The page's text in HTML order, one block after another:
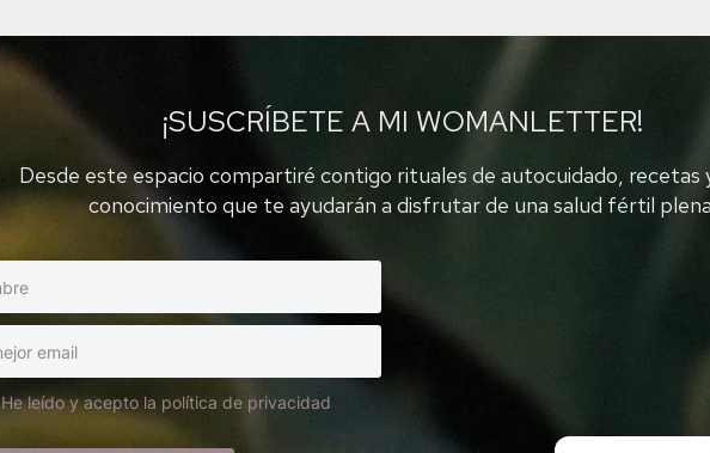
¡SUSCRÍBETE A MI WOMANLETTER!
Desde este espacio compartiré contigo rituales de autocuidado, recetas
conocimiento que te ayudarán a disfrutar de una salud fértil
He leído y acepto la política de privacidad